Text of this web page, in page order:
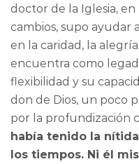
doctor de la Iglesia,
cambios, supo ayudar
en la caridad, la
encuentra como
flexibilidad y su
don de Dios, un poco
por la profundización
había tenido la
los tiempos. Ni él